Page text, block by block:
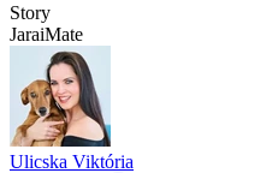
Story
JaraiMate
Ulicska Viktória